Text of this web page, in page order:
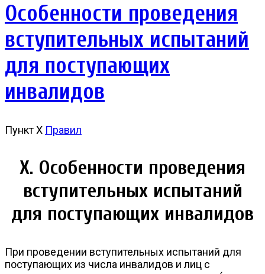
Особенности проведения
вступительных испытаний
для поступающих
инвалидов
Пункт Х Правил
Х. Особенности проведения
вступительных испытаний
для поступающих инвалидов
При проведении вступительных испытаний для
поступающих из числа инвалидов и лиц с